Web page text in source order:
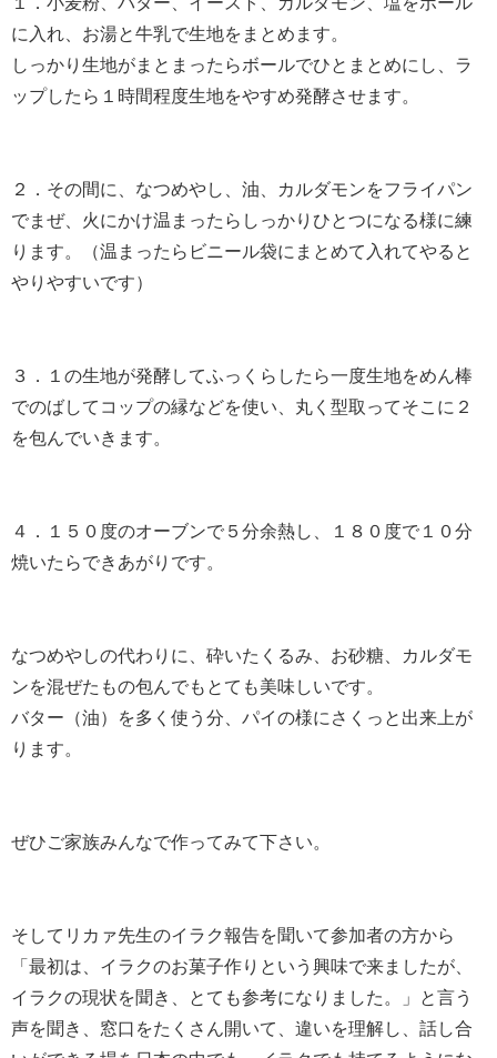
に入れ、お湯と牛乳で生地をまとめます。
しっかり生地がまとまったらボールでひとまとめにし、ラ
ップしたら１時間程度生地をやすめ発酵させます。
２．その間に、なつめやし、油、カルダモンをフライパン
でまぜ、火にかけ温まったらしっかりひとつになる様に練
ります。（温まったらビニール袋にまとめて入れてやると
やりやすいです）
３．１の生地が発酵してふっくらしたら一度生地をめん棒
でのばしてコップの縁などを使い、丸く型取ってそこに２
を包んでいきます。
４．１５０度のオーブンで５分余熱し、１８０度で１０分
焼いたらできあがりです。
なつめやしの代わりに、砕いたくるみ、お砂糖、カルダモ
ンを混ぜたもの包んでもとても美味しいです。
バター（油）を多く使う分、パイの様にさくっと出来上が
ります。
ぜひご家族みんなで作ってみて下さい。
そしてリカァ先生のイラク報告を聞いて参加者の方から
「最初は、イラクのお菓子作りという興味で来ましたが、
イラクの現状を聞き、とても参考になりました。」と言う
声を聞き、窓口をたくさん開いて、違いを理解し、話し合